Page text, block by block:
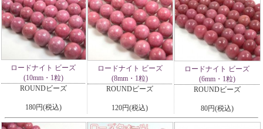
ロードナイト ビーズ
(10mm・1粒)
ROUNDビーズ
180円(税込)
ロードナイト ビーズ
(8mm・1粒)
ROUNDビーズ
120円(税込)
ロードナイト ビーズ
(6mm・1粒)
ROUNDビーズ
80円(税込)